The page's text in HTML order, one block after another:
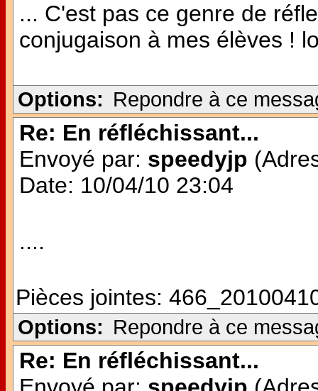
... C'est pas ce genre de
conjugaison à mes élèves !
Options: Repondre à ce
Re: En réfléchissant...
Envoyé par: speedyjp
Date: 10/04/10 23:04
....
Pièces jointes:
Options: Repondre à ce
Re: En réfléchissant...